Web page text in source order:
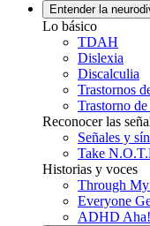
Entender la
Lo básico
TDAH
Dislexia
Discalculia
Trastornos
Trastorno
Reconocer las
Señales y
Take
Historias y voces
Through
Everyone
ADHD Aha!